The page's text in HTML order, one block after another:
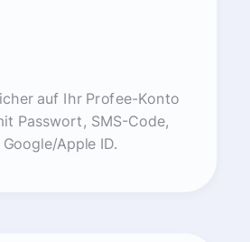
auf Ihr Profee-Konto
Passwort, SMS-Code,
Apple ID.